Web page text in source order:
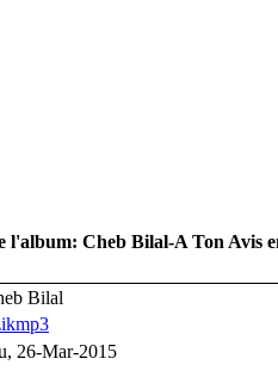
l'album: Cheb Bilal-A Ton Avis
Bilal
26-Mar-2015